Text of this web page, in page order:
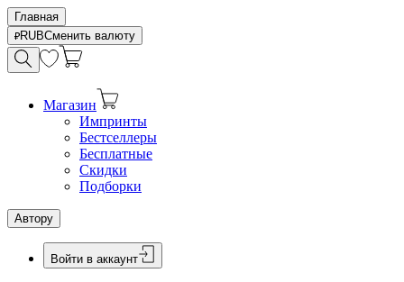
Главная
RUBСменить валюту
Магазин
Импринты
Бестселлеры
Бесплатные
Скидки
Подборки
Автору
Войти в аккаунт